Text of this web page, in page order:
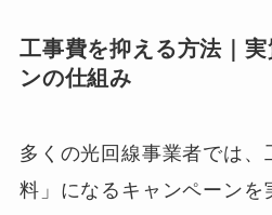
工事費を抑える方法｜
ンの仕組み
多くの光回線事業者では、
料」になるキャンペーンを